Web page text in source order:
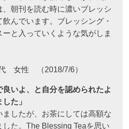
朝刊を読む時に濃いブレッシ
んでいます。ブレッシング・
と入っていくような気がしま
女性 （2018/7/6）
良いよ、と自分を認められたよ
た」
ましたが、お茶にしては高額な
た。The Blessing Teaを思い